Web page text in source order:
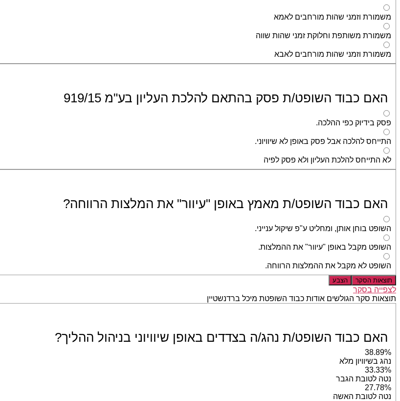
משמורת וזמני שהות מורחבים לאמא
משמורת משותפת וחלוקת זמני שהות שווה
משמורת וזמני שהות מורחבים לאבא
האם כבוד השופט/ת פסק בהתאם להלכת העליון בע"מ 919/15
פסק בידיוק כפי ההלכה.
התייחס להלכה אבל פסק באופן לא שיוויוני.
לא התייחס להלכת העליון ולא פסק לפיה
האם כבוד השופט/ת מאמץ באופן "עיוור" את המלצות הרווחה?
השופט בוחן אותן, ומחליט ע"פ שיקול ענייני.
השופט מקבל באופן "עיוור" את ההמלצות.
השופט לא מקבל את ההמלצות הרווחה.
תוצאות הסקר הצבע
לצפייה בסקר
תוצאות סקר הגולשים אודות כבוד השופטת מיכל ברדנשטיין
האם כבוד השופט/ת נהג/ה בצדדים באופן שיוויוני בניהול ההליך?
38.89%
נהג בשיוויון מלא
33.33%
נטה לטובת הגבר
27.78%
נטה לטובת האשה